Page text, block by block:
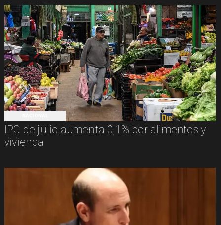
IPC de julio aumenta 0,1% por alimentos y
vivienda